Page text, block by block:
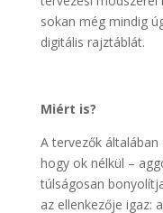
sokan még mindig
digitális rajztáblát.
Miért is?
A tervezők általában
hogy ok nélkül –
túlságosan
az ellenkezője igaz: